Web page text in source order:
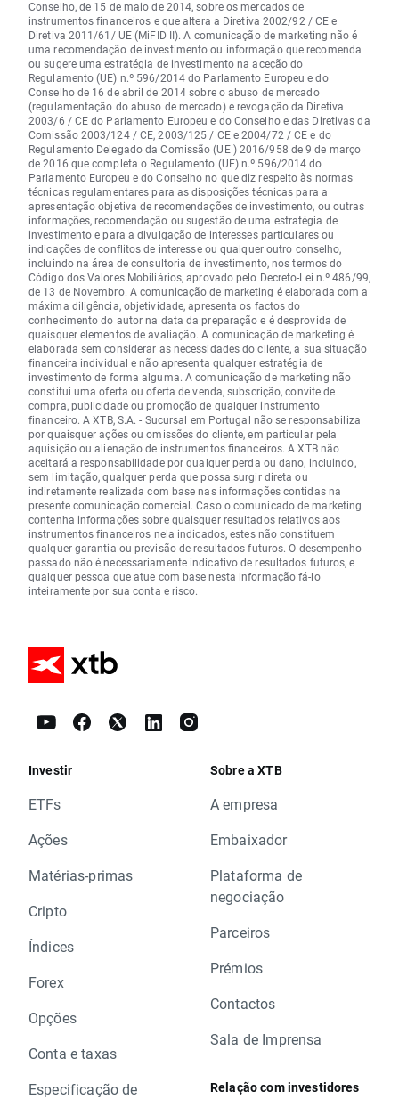
Conselho, de 15 de maio de 2014, sobre os mercados de
instrumentos financeiros e que altera a Diretiva 2002/92 / CE e
Diretiva 2011/61/ UE (MiFID II). A comunicação de marketing não é
uma recomendação de investimento ou informação que recomenda
ou sugere uma estratégia de investimento na aceção do
Regulamento (UE) n.º 596/2014 do Parlamento Europeu e do
Conselho de 16 de abril de 2014 sobre o abuso de mercado
(regulamentação do abuso de mercado) e revogação da Diretiva
2003/6 / CE do Parlamento Europeu e do Conselho e das Diretivas da
Comissão 2003/124 / CE, 2003/125 / CE e 2004/72 / CE e do
Regulamento Delegado da Comissão (UE ) 2016/958 de 9 de março
de 2016 que completa o Regulamento (UE) n.º 596/2014 do
Parlamento Europeu e do Conselho no que diz respeito às normas
técnicas regulamentares para as disposições técnicas para a
apresentação objetiva de recomendações de investimento, ou outras
informações, recomendação ou sugestão de uma estratégia de
investimento e para a divulgação de interesses particulares ou
indicações de conflitos de interesse ou qualquer outro conselho,
incluindo na área de consultoria de investimento, nos termos do
Código dos Valores Mobiliários, aprovado pelo Decreto-Lei n.º 486/99,
de 13 de Novembro. A comunicação de marketing é elaborada com a
máxima diligência, objetividade, apresenta os factos do
conhecimento do autor na data da preparação e é desprovida de
quaisquer elementos de avaliação. A comunicação de marketing é
elaborada sem considerar as necessidades do cliente, a sua situação
financeira individual e não apresenta qualquer estratégia de
investimento de forma alguma. A comunicação de marketing não
constitui uma oferta ou oferta de venda, subscrição, convite de
compra, publicidade ou promoção de qualquer instrumento
financeiro. A XTB, S.A. - Sucursal em Portugal não se responsabiliza
por quaisquer ações ou omissões do cliente, em particular pela
aquisição ou alienação de instrumentos financeiros. A XTB não
aceitará a responsabilidade por qualquer perda ou dano, incluindo,
sem limitação, qualquer perda que possa surgir direta ou
indiretamente realizada com base nas informações contidas na
presente comunicação comercial. Caso o comunicado de marketing
contenha informações sobre quaisquer resultados relativos aos
instrumentos financeiros nela indicados, estes não constituem
qualquer garantia ou previsão de resultados futuros. O desempenho
passado não é necessariamente indicativo de resultados futuros, e
qualquer pessoa que atue com base nesta informação fá-lo
inteiramente por sua conta e risco.
Investir
ETFs
Ações
Matérias-primas
Cripto
Índices
Forex
Opções
Conta e taxas
Especificação de
Sobre a XTB
A empresa
Embaixador
Plataforma de
negociação
Parceiros
Prémios
Contactos
Sala de Imprensa
Relação com investidores